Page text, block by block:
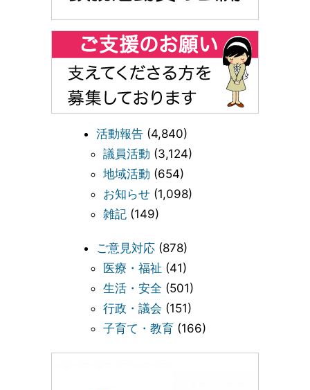
活動報告 (4,840)
議員活動 (3,124)
地域活動 (654)
お知らせ (1,098)
雑記 (149)
ご意見対応 (878)
医療・福祉 (41)
生活・安全 (501)
行政・議会 (151)
子育て・教育 (166)